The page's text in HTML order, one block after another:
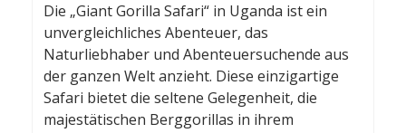
Die „Giant Gorilla Safari“ in Uganda ist ein
unvergleichliches Abenteuer, das
Naturliebhaber und Abenteuersuchende aus
der ganzen Welt anzieht. Diese einzigartige
Safari bietet die seltene Gelegenheit, die
majestätischen Berggorillas in ihrem